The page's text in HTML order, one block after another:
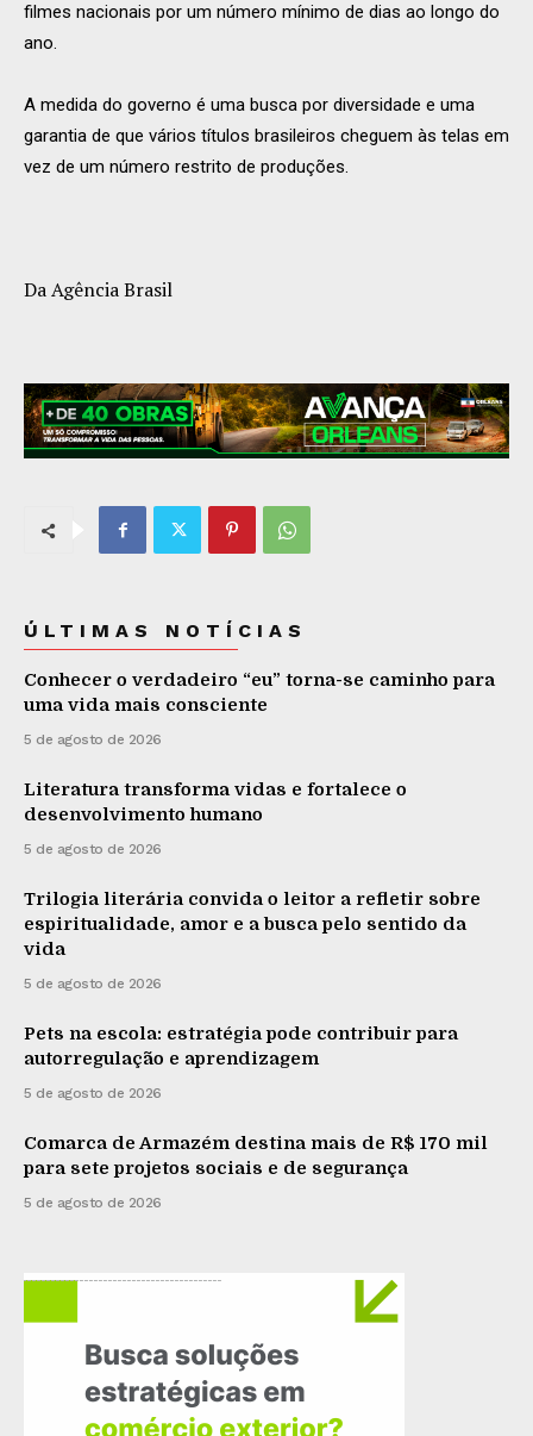
filmes nacionais por um número mínimo de dias ao longo do
ano.
A medida do governo é uma busca por diversidade e uma
garantia de que vários títulos brasileiros cheguem às telas em
vez de um número restrito de produções.
Da Agência Brasil
ÚLTIMAS NOTÍCIAS
Conhecer o verdadeiro “eu” torna-se caminho para
uma vida mais consciente
5 de agosto de 2026
Literatura transforma vidas e fortalece o
desenvolvimento humano
5 de agosto de 2026
Trilogia literária convida o leitor a refletir sobre
espiritualidade, amor e a busca pelo sentido da
vida
5 de agosto de 2026
Pets na escola: estratégia pode contribuir para
autorregulação e aprendizagem
5 de agosto de 2026
Comarca de Armazém destina mais de R$ 170 mil
para sete projetos sociais e de segurança
5 de agosto de 2026